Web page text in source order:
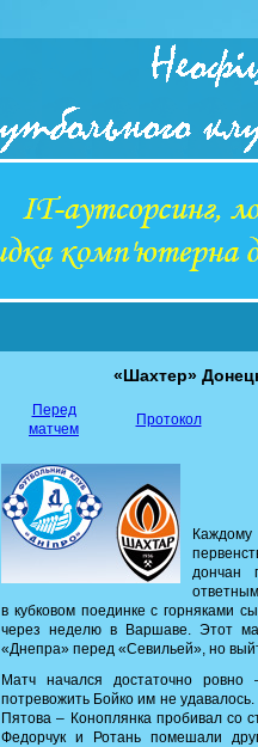
«Шахтер»
Перед
матчем
Протокол
дончан
в кубковом поединке с горняками
через неделю в Варшаве. Этот
«Днепра» перед «Севильей», но
Матч начался достаточно
потревожить Бойко им не
Пятова – Коноплянка пробивал со
Федорчук и Ротань помешали